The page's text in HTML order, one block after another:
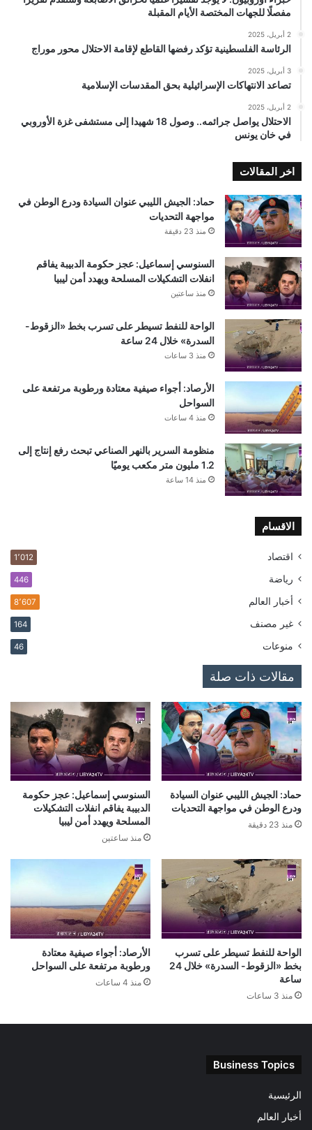
مفصلًا للجهات المختصة الأيام المقبلة
2 أبريل، 2025
الرئاسة الفلسطينية تؤكد رفضها القاطع لإقامة الاحتلال محور موراج
3 أبريل، 2025
تصاعد الانتهاكات الإسرائيلية بحق المقدسات الإسلامية
2 أبريل، 2025
الاحتلال يواصل جرائمه.. وصول 18 شهيدا إلى مستشفى غزة الأوروبي
في خان يونس
اخر المقالات
حماد: الجيش الليبي عنوان السيادة ودرع الوطن في
مواجهة التحديات
منذ 23 دقيقة
السنوسي إسماعيل: عجز حكومة الدبيبة يفاقم
انفلات التشكيلات المسلحة ويهدد أمن ليبيا
منذ ساعتين
الواحة للنفط تسيطر على تسرب بخط «الزقوط-
السدرة» خلال 24 ساعة
منذ 3 ساعات
الأرصاد: أجواء صيفية معتادة ورطوبة مرتفعة على
السواحل
منذ 4 ساعات
منظومة السرير بالنهر الصناعي تبحث رفع إنتاج إلى
1.2 مليون متر مكعب يوميًا
منذ 14 ساعة
الاقسام
اقتصاد 1٬012
رياضة 446
أخبار العالم 8٬607
غير مصنف 164
منوعات 46
مقالات ذات صلة
حماد: الجيش الليبي عنوان السيادة
ودرع الوطن في مواجهة التحديات
منذ 23 دقيقة
السنوسي إسماعيل: عجز حكومة
الدبيبة يفاقم انفلات التشكيلات
المسلحة ويهدد أمن ليبيا
منذ ساعتين
الواحة للنفط تسيطر على تسرب
بخط «الزقوط- السدرة» خلال 24
ساعة
منذ 3 ساعات
الأرصاد: أجواء صيفية معتادة
ورطوبة مرتفعة على السواحل
منذ 4 ساعات
Business Topics
الرئيسية
أخبار العالم